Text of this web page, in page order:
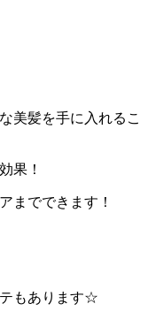
美髪を手に入れるこ
果！
までできます！
もあります☆